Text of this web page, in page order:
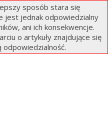
sposób stara się
jest jednak odpowiedzialny
ani ich konsekwencje.
o artykuły znajdujące się
odpowiedzialność.